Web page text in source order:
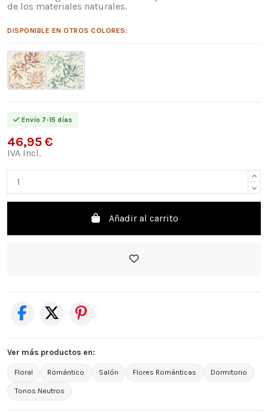
de los materiales naturales.
DISPONIBLE EN OTROS COLORES:
Envío 7-15 días
46,95 €
IVA Incl.
Añadir al carrito
Ver más productos en:
Floral Romántico Salón Flores Románticas Dormitorio
Tonos Neutros